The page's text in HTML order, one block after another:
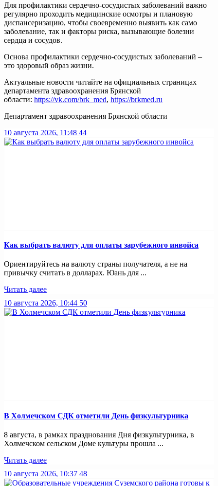
Для профилактики сердечно-сосудистых заболеваний важно
регулярно проходить медицинские осмотры и плановую
диспансеризацию, чтобы своевременно выявить как само
заболевание, так и факторы риска, вызывающие болезни
сердца и сосудов.
Основа профилактики сердечно-сосудистых заболеваний –
это здоровый образ жизни.
Актуальные новости читайте на официальных страницах
департамента здравоохранения Брянской
области: https://vk.com/brk_med, https://brkmed.ru
Департамент здравоохранения Брянской области
10 августа 2026, 11:48 44
Как выбрать валюту для оплаты зарубежного инвойса
Ориентируйтесь на валюту страны получателя, а не на
привычку считать в долларах. Юань для ...
Читать далее
10 августа 2026, 10:44 50
В Холмечском СДК отметили День физкультурника
8 августа, в рамках празднования Дня физкультурника, в
Холмечском сельском Доме культуры прошла ...
Читать далее
10 августа 2026, 10:37 48